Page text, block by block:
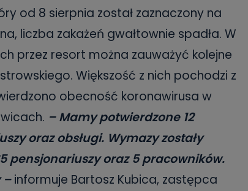
od 8 sierpnia został zaznaczony na
liczba zakażeń gwałtownie spadła. W
przez resort można zauważyć kolejne
Większość z nich pochodzi z
obecność koronawirusa w
– Mamy potwierdzone 12
oraz obsługi. Wymazy zostały
pensjonariuszy oraz 5 pracowników.
–informuje Bartosz Kubica, zastępca